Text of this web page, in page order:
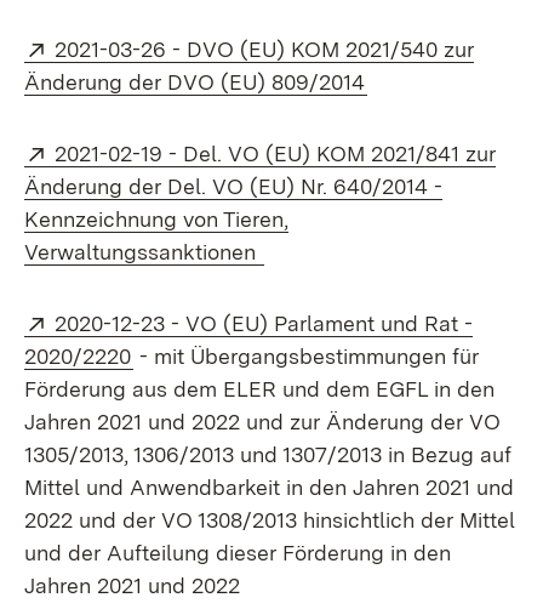
Extern:
2021-03-26 - DVO (EU) KOM 2021/540 zur
Änderung der DVO (EU) 809/2014
Extern:
2021-02-19 - Del. VO (EU) KOM 2021/841 zur
Änderung der Del. VO (EU) Nr. 640/2014 -
Kennzeichnung von Tieren,
Verwaltungssanktionen
Extern:
2020-12-23 - VO (EU) Parlament und Rat -
2020/2220 (Öffnet in neuem Fenster)
- mit Übergangsbestimmungen für
Förderung aus dem ELER und dem EGFL in den
Jahren 2021 und 2022 und zur Änderung der VO
1305/2013, 1306/2013 und 1307/2013 in Bezug auf
Mittel und Anwendbarkeit in den Jahren 2021 und
2022 und der VO 1308/2013 hinsichtlich der Mittel
und der Aufteilung dieser Förderung in den
Jahren 2021 und 2022